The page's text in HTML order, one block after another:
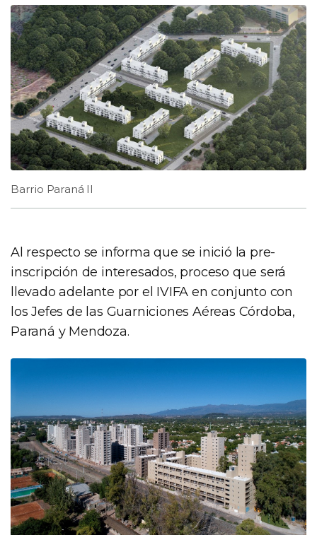
Barrio Paraná II
Al respecto se informa que se inició la pre-
inscripción de interesados, proceso que será
llevado adelante por el IVIFA en conjunto con
los Jefes de las Guarniciones Aéreas Córdoba,
Paraná y Mendoza.